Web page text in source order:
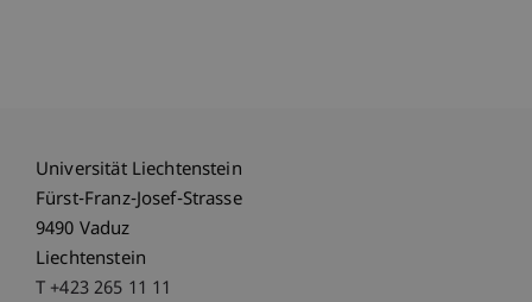
Universität Liechtenstein
Fürst-Franz-Josef-Strasse
9490 Vaduz
Liechtenstein
T +423 265 11 11